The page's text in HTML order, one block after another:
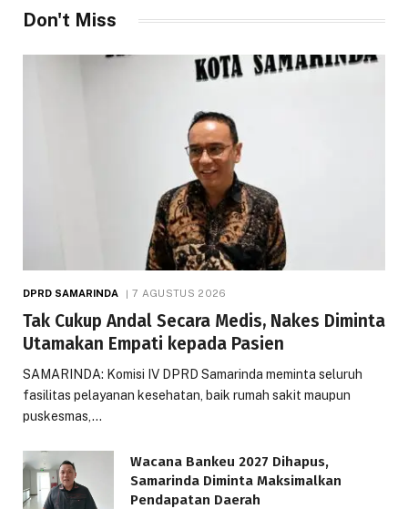
Don't Miss
DPRD SAMARINDA 7 AGUSTUS 2026
Tak Cukup Andal Secara Medis, Nakes Diminta
Utamakan Empati kepada Pasien
SAMARINDA: Komisi IV DPRD Samarinda meminta seluruh
fasilitas pelayanan kesehatan, baik rumah sakit maupun
puskesmas,…
Wacana Bankeu 2027 Dihapus,
Samarinda Diminta Maksimalkan
Pendapatan Daerah